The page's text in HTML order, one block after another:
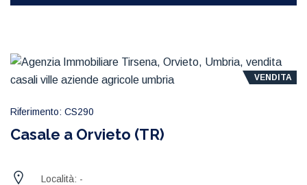
VENDITA
Riferimento: CS290
Casale a Orvieto (TR)
Località: -